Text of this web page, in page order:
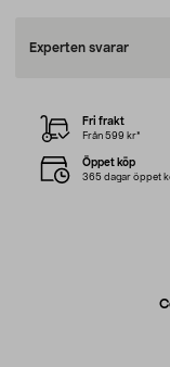
Experten svarar
Fri frakt
Från 599 kr*
Öppet köp
365 dagar öppet